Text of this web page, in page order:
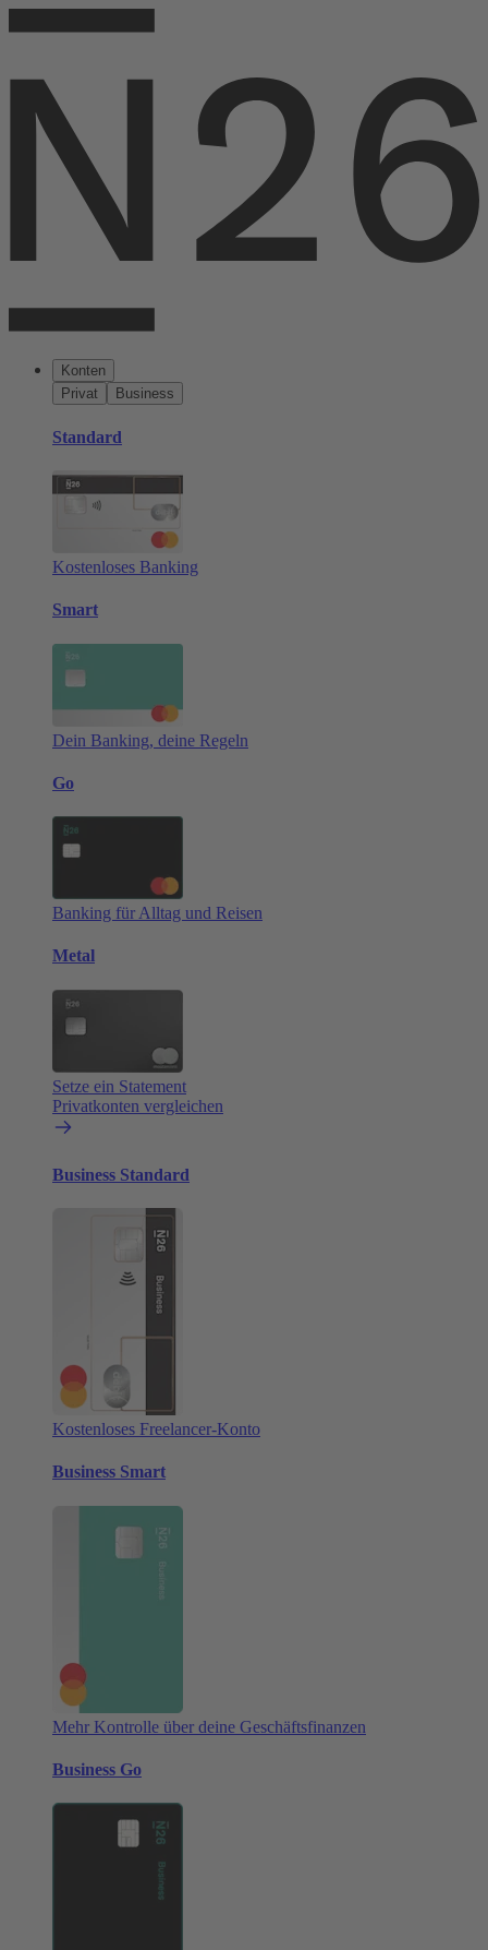
Konten
Privat
Business
Standard
Kostenloses Banking
Smart
Dein Banking, deine Regeln
Go
Banking für Alltag und Reisen
Metal
Setze ein Statement
Privatkonten vergleichen
Business Standard
Kostenloses Freelancer-Konto
Business Smart
Mehr Kontrolle über deine Geschäftsfinanzen
Business Go